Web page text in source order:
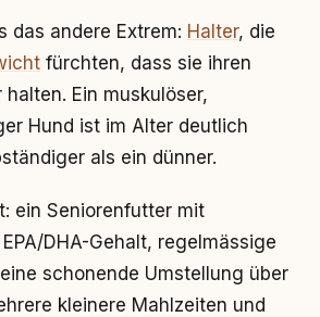
das andere Extrem: Halter, die
fürchten, dass sie ihren
Ein muskulöser,
Hund ist im Alter deutlich
als ein dünner.
ein Seniorenfutter mit
DHA-Gehalt, regelmässige
schonende Umstellung über
kleinere Mahlzeiten und